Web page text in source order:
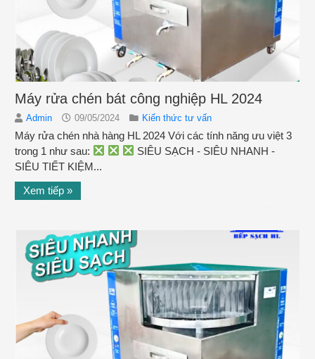
Máy rửa chén bát công nghiệp HL 2024
Admin 09/05/2024 Kiến thức tư vấn
Máy rửa chén nhà hàng HL 2024 Với các tính năng ưu việt 3
trong 1 như sau:
SIÊU SẠCH - SIÊU NHANH -
SIÊU TIẾT KIỆM...
Xem tiếp »